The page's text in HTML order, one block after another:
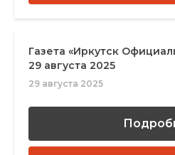
Газета «Иркутск
29 августа 2025
29 августа 2025